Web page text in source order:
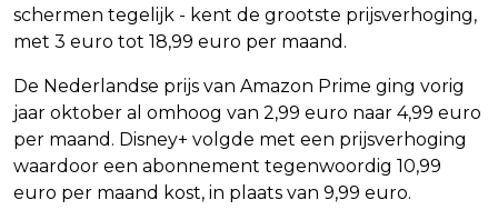
schermen tegelijk - kent de grootste prijsverhoging,
met 3 euro tot 18,99 euro per maand.
De Nederlandse prijs van Amazon Prime ging vorig
jaar oktober al omhoog van 2,99 euro naar 4,99 euro
per maand. Disney+ volgde met een prijsverhoging
waardoor een abonnement tegenwoordig 10,99
euro per maand kost, in plaats van 9,99 euro.